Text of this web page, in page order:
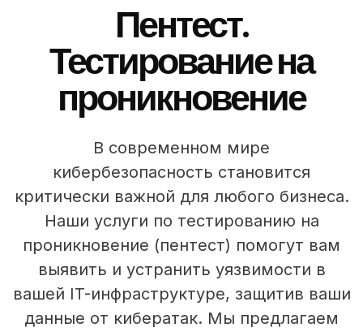
Пентест.
Тестирование на
проникновение
В современном мире
кибербезопасность становится
критически важной для любого бизнеса.
Наши услуги по тестированию на
проникновение (пентест) помогут вам
выявить и устранить уязвимости в
вашей IT-инфраструктуре, защитив ваши
данные от кибератак. Мы предлагаем